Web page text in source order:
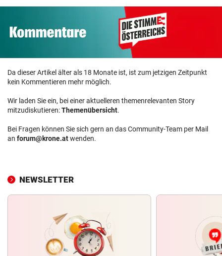
Da dieser Artikel älter als 18 Monate ist, ist zum jetzigen Zeitpunkt
kein Kommentieren mehr möglich.
Wir laden Sie ein, bei einer aktuelleren themenrelevanten Story
mitzudiskutieren:Themenübersicht.
Bei Fragen können Sie sich gern an das Community-Team per Mail
an forum@krone.atwenden.
NEWSLETTER